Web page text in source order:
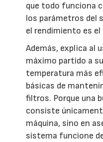
que todo funciona
los parámetros del
el rendimiento es el
Además, explica al
máximo partido a
temperatura más
básicas de
filtros. Porque una
consiste
máquina, sino en
sistema funcione